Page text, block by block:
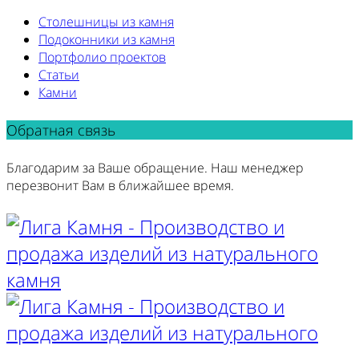
Столешницы из камня
Подоконники из камня
Портфолио проектов
Статьи
Камни
Обратная связь
Благодарим за Ваше обращение. Наш менеджер
перезвонит Вам в ближайшее время.